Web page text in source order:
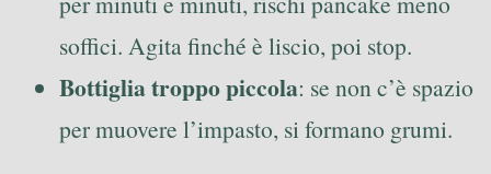
soffici. Agita finché è liscio, poi stop.
Bottiglia troppo piccola: se non c’è spazio
per muovere l’impasto, si formano grumi.